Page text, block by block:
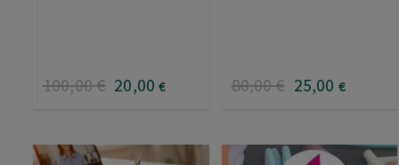
100,00€ 20,00 € 80,00€ 25,00 €